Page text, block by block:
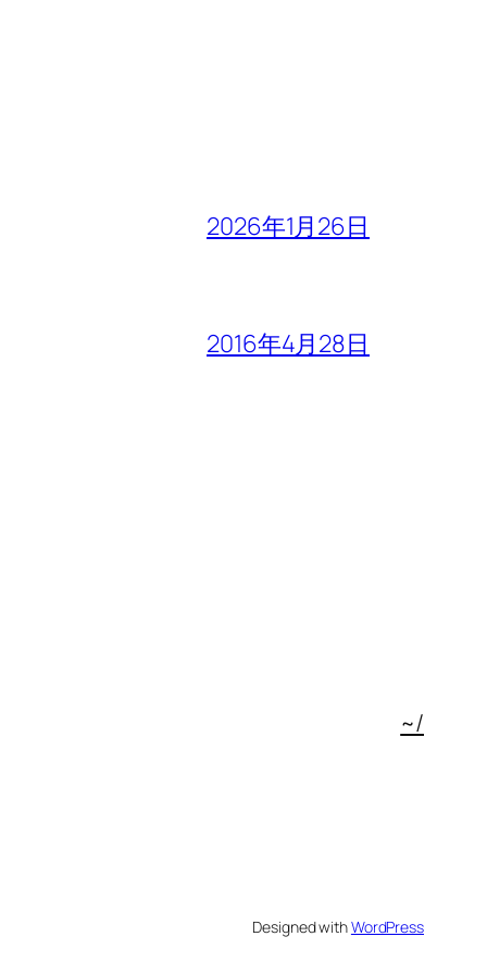
2026年1月26日
2016年4月28日
~/
Designed withWordPress